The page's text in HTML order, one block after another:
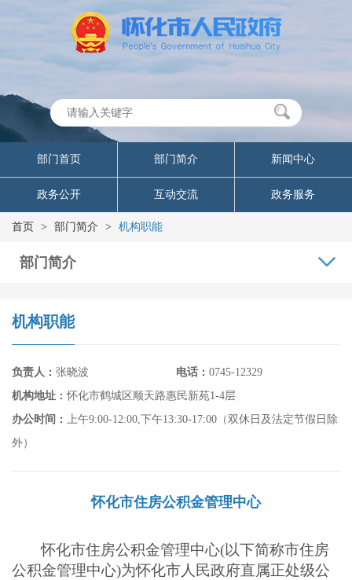
部门首页 部门简介 新闻中心
政务公开 互动交流 政务服务
首页 > 部门简介 > 机构职能
部门简介
机构职能
负责人 ： 张晓波 电话 ： 0745-12329
机构地址 ：怀化市鹤城区顺天路惠民新苑1-4层
办公时间 ： 上午9:00-12:00,下午13:30-17:00（双休日及法定节假日除
外）
怀化市住房公积金管理中心
怀化市住房公积金管理中心(以下简称市住房
公积金管理中心)为怀化市人民政府直属正处级公